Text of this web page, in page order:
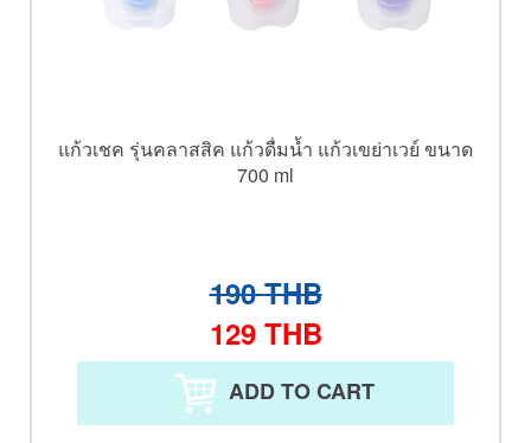
แก้วเชค รุ่นคลาสสิค แก้วดื่มน้ำ แก้วเขย่าเวย์ ขนาด
700 ml
190 THB
129 THB
ADD TO CART